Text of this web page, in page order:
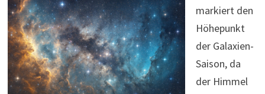
markiert den
Höhepunkt
der Galaxien-
Saison, da
der Himmel